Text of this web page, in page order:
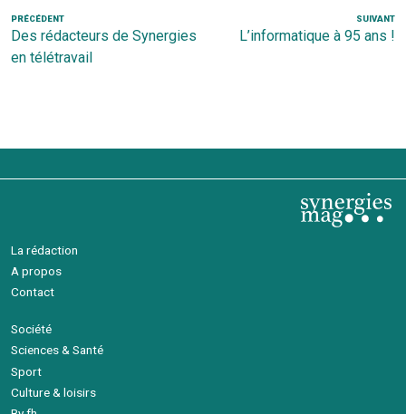
Navigation
de
Article
précédent
PRÉCÉDENT
Des rédacteurs de Synergies
en télétravail
SUIVANT
L’informatique à 95 ans !
La rédaction
A propos
Contact
Société
Sciences & Santé
Sport
Culture & loisirs